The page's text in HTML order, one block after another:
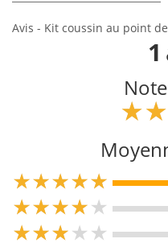
Avis - Kit coussin au point
1
5
5
5